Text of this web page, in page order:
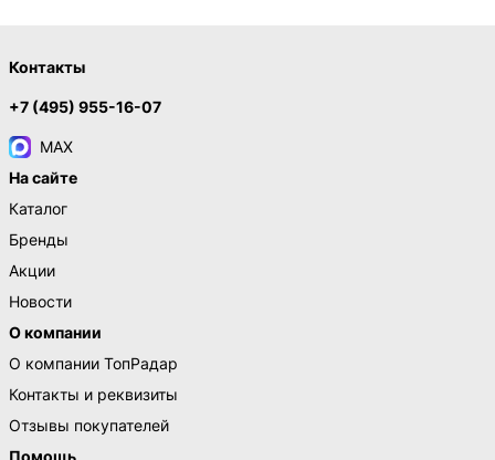
Контакты
+7 (495) 955-16-07
MAX
На сайте
Каталог
Бренды
Акции
Новости
О компании
О компании ТопРадар
Контакты и реквизиты
Отзывы покупателей
Помощь